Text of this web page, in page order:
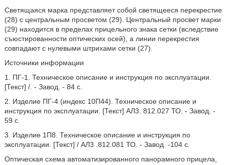
Светящаяся марка представляет собой светящееся перекрестие
(28) с центральным просветом (29). Центральный просвет марки
(29) находится в пределах прицельного знака сетки (вследствие
съюстированности оптических осей), а линии перекрестия
совпадают с нулевыми штрихами сетки (27).
Источники информации
1. ПГ-1. Техническое описание и инструкция по эксплуатации.
[Текст] /. - Завод. - 84 с.
2. Изделие ПГ-4 (индекс 10П44). Техническое описание и
инструкция по эксплуатации. [Текст] АЛ3. 812.027 ТО. - Завод. -
59 с.
3. Изделие 1П8. Техническое описание и инструкция по
эксплуатации. [Текст] / АЛ3 .812.081 ТО. - Завод. -104 с.
Оптическая схема автоматизированного панорамного прицела,